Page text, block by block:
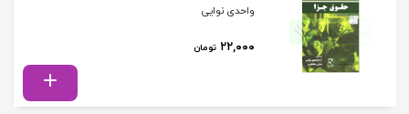
واحدی نوایی
۲۲,۰۰۰ تومان